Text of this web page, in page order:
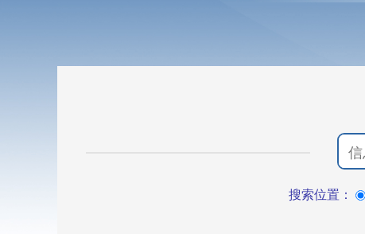
搜索位置：